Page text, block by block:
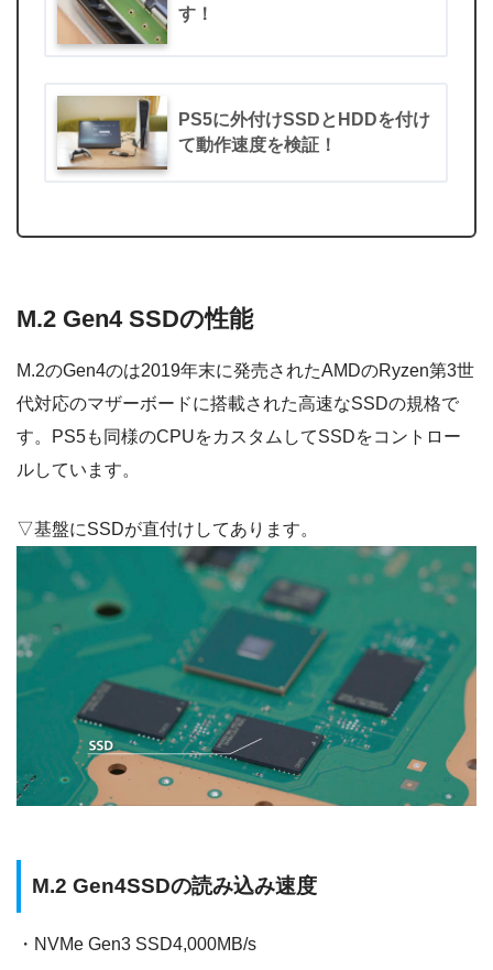
す！
PS5に外付けSSDとHDDを付け
て動作速度を検証！
M.2 Gen4 SSDの性能
M.2のGen4のは2019年末に発売されたAMDのRyzen第3世
代対応のマザーボードに搭載された高速なSSDの規格で
す。
PS5も同様のCPUをカスタムしてSSDをコントロー
ルしています。
▽基盤にSSDが直付けしてあります。
M.2 Gen4SSDの読み込み速度
・NVMe Gen3 SSD4,000MB/s